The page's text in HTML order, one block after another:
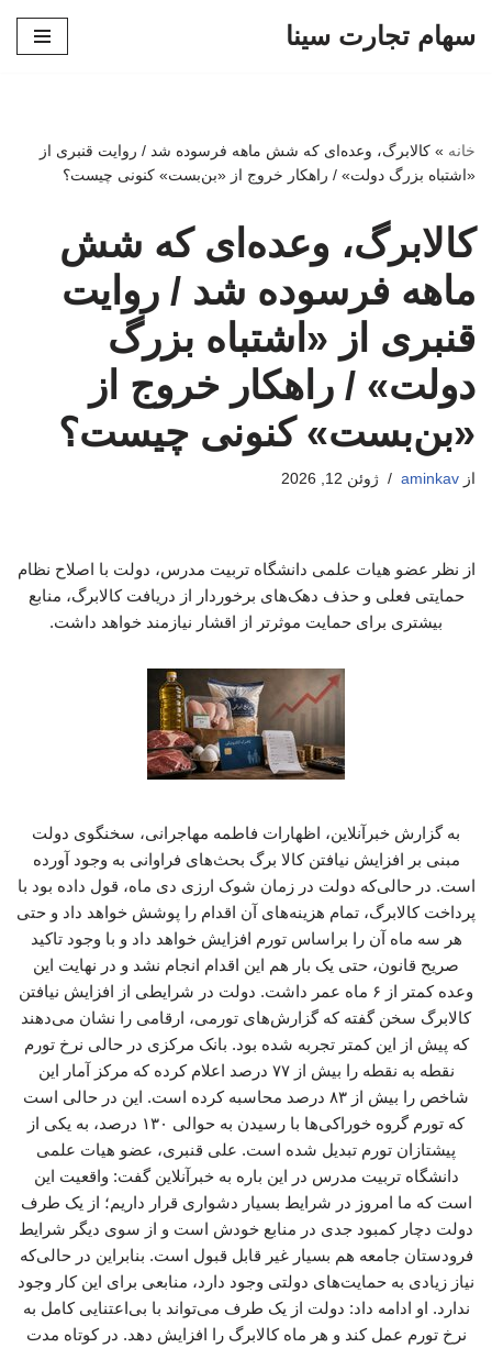
سهام تجارت سینا
خانه » کالابرگ، وعده‌ای که شش ماهه فرسوده شد / روایت قنبری از
«اشتباه بزرگ دولت» / راهکار خروج از «بن‌بست» کنونی چیست؟
کالابرگ، وعده‌ای که شش
ماهه فرسوده شد / روایت
قنبری از «اشتباه بزرگ
دولت» / راهکار خروج از
«بن‌بست» کنونی چیست؟
از aminkav ژوئن 12, 2026
از نظر عضو هیات علمی دانشگاه تربیت مدرس، دولت با اصلاح نظام
حمایتی فعلی و حذف دهک‌های برخوردار از دریافت کالابرگ، منابع
بیشتری برای حمایت موثرتر از اقشار نیازمند خواهد داشت.
به گزارش خبرآنلاین، اظهارات فاطمه مهاجرانی، سخنگوی دولت
مبنی بر افزایش نیافتن کالا برگ بحث‌های فراوانی به وجود آورده
است. در حالی‌که دولت در زمان شوک ارزی دی ماه، قول داده بود با
پرداخت کالابرگ، تمام هزینه‌های آن اقدام را پوشش خواهد داد و حتی
هر سه ماه آن را براساس تورم افزایش خواهد داد و با وجود تاکید
صریح قانون، حتی یک بار هم این اقدام انجام نشد و در نهایت این
وعده کمتر از ۶ ماه عمر داشت. دولت در شرایطی از افزایش نیافتن
کالابرگ سخن گفته که گزارش‌های تورمی، ارقامی را نشان می‌دهند
که پیش از این کمتر تجربه شده بود. بانک مرکزی در حالی نرخ تورم
نقطه به نقطه را بیش از ۷۷ درصد اعلام کرده که مرکز آمار این
شاخص را بیش از ۸۳ درصد محاسبه کرده است. این در حالی است
که تورم گروه خوراکی‌ها با رسیدن به حوالی ۱۳۰ درصد، به یکی از
پیشتازان تورم تبدیل شده است. علی قنبری، عضو هیات علمی
دانشگاه تربیت مدرس در این باره به خبرآنلاین گفت: واقعیت این
است که ما امروز در شرایط بسیار دشواری قرار داریم؛ از یک طرف
دولت دچار کمبود جدی در منابع خودش است و از سوی دیگر شرایط
فرودستان جامعه هم بسیار غیر قابل قبول است. بنابراین در حالی‌که
نیاز زیادی به حمایت‌های دولتی وجود دارد، منابعی برای این کار وجود
ندارد. او ادامه داد: دولت از یک طرف می‌تواند با بی‌اعتنایی کامل به
نرخ تورم عمل کند و هر ماه کالابرگ را افزایش دهد. در کوتاه مدت